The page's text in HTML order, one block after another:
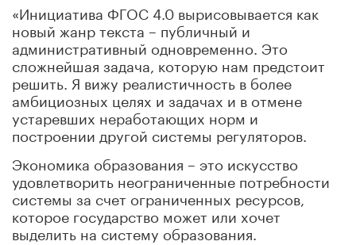
«Инициатива ФГОС 4.0 вырисовывается как
новый жанр текста – публичный и
административный одновременно. Это
сложнейшая задача, которую нам предстоит
решить. Я вижу реалистичность в более
амбициозных целях и задачах и в отмене
устаревших неработающих норм и
построении другой системы регуляторов.
Экономика образования – это искусство
удовлетворить неограниченные потребности
системы за счет ограниченных ресурсов,
которое государство может или хочет
выделить на систему образования.